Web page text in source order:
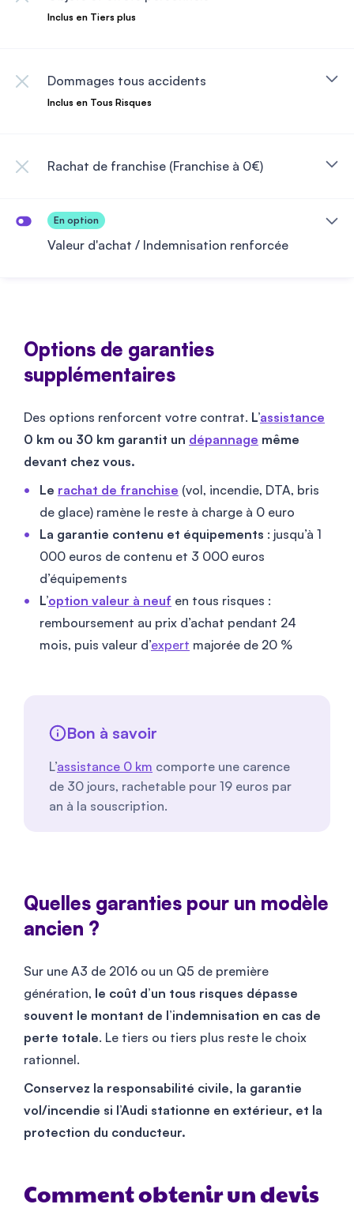
Inclus en Tiers plus
Dommages tous accidents
Inclus en Tous Risques
Rachat de franchise (Franchise à 0€)
Valeur d'achat / Indemnisation renforcée
Options de garanties
supplémentaires
Des options renforcent votre contrat. L’assistance
0 km ou 30 km garantit un dépannage même
devant chez vous.
Le rachat de franchise (vol, incendie, DTA, bris
de glace) ramène le reste à charge à 0 euro
La garantie contenu et équipements : jusqu’à 1
000 euros de contenu et 3 000 euros
d’équipements
L’option valeur à neuf en tous risques :
remboursement au prix d’achat pendant 24
mois, puis valeur d’expert majorée de 20 %
Bon à savoir
L’assistance 0 km comporte une carence
de 30 jours, rachetable pour 19 euros par
an à la souscription.
Quelles garanties pour un modèle
ancien ?
Sur une A3 de 2016 ou un Q5 de première
génération, le coût d’un tous risques dépasse
souvent le montant de l’indemnisation en cas de
perte totale. Le tiers ou tiers plus reste le choix
rationnel.
Conservez la responsabilité civile, la garantie
vol/incendie si l’Audi stationne en extérieur, et la
protection du conducteur.
Comment obtenir un devis